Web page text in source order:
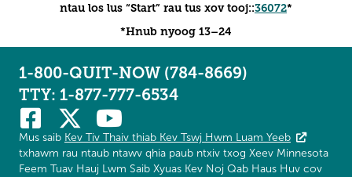
ntau los lus “Start” rau tus xov tooj::36072*
*Hnub nyoog 13–24
1-800-QUIT-NOW (784-8669)
TTY: 1-877-777-6534
Mus saib Kev Tiv Thaiv thiab Kev Tswj Hwm Luam Yeeb
txhawm rau ntaub ntawv qhia paub ntxiv txog Xeev Minnesota
Feem Tuav Hauj Lwm Saib Xyuas Kev Noj Qab Haus Huv cov